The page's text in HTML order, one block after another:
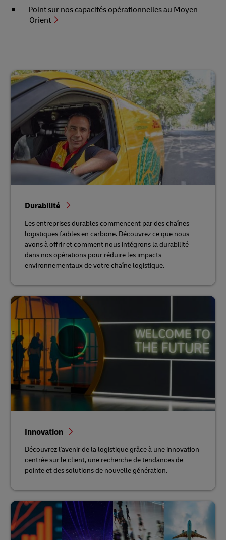
Point sur nos capacités opérationnelles au Moyen-
Orient
Durabilité
Les entreprises durables commencent par des chaînes
logistiques faibles en carbone. Découvrez ce que nous
avons à offrir et comment nous intégrons la durabilité
dans nos opérations pour réduire les impacts
environnementaux de votre chaîne logistique.
Innovation
Découvrez l'avenir de la logistique grâce à une innovation
centrée sur le client, une recherche de tendances de
pointe et des solutions de nouvelle génération.